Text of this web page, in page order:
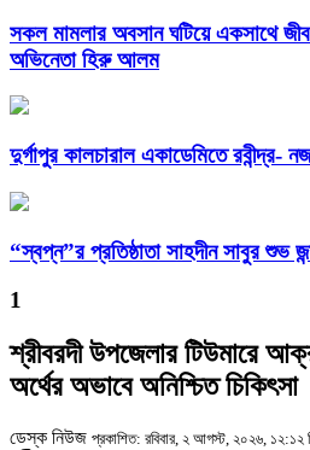
সকল মামলার অবসান ঘটিয়ে একসাথে
অভিনেতা হিরু আলম
দুর্গাপুর কালচারাল একাডেমিতে
“স্বপ্ন”র প্রতিষ্ঠাতা সাহদীন সাবুর শুভ
1
শ্রীবরদী উপজেলার টিউমারে
অর্থের অভাবে অনিশ্চিত চিকিৎসা
ডেস্ক নিউজ প্রকাশিত: রবিবার, ২ আগস্ট, ২০২৬, ১২:১২